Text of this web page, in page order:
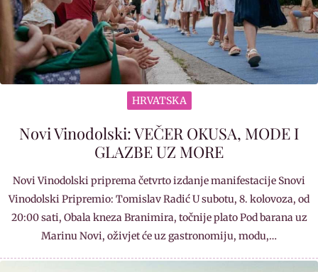
HRVATSKA
Novi Vinodolski: VEČER OKUSA, MODE I
GLAZBE UZ MORE
Novi Vinodolski priprema četvrto izdanje manifestacije Snovi
Vinodolski Pripremio: Tomislav Radić U subotu, 8. kolovoza, od
20:00 sati, Obala kneza Branimira, točnije plato Pod barana uz
Marinu Novi, oživjet će uz gastronomiju, modu,…